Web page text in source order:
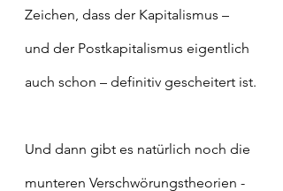
Zeichen, dass der Kapitalismus –
und der Postkapitalismus eigentlich
auch schon – definitiv gescheitert ist.
Und dann gibt es natürlich noch die
munteren Verschwörungstheorien -